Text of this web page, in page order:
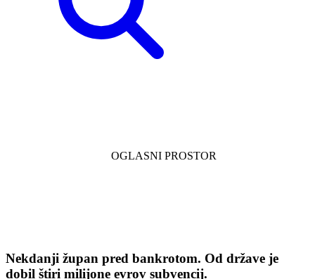
Nekdanji župan pred bankrotom. Od države je
dobil štiri milijone evrov subvencij.